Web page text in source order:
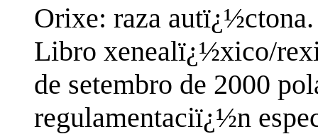
Orixe: raza autï¿½ctona.
Libro xenealï¿½xico/
de setembro de 2000
regulamentaciï¿½n